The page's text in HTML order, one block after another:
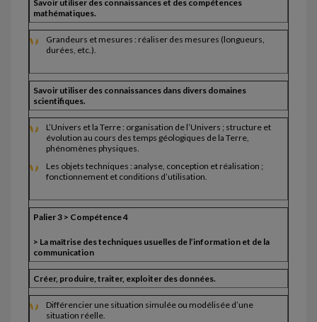
Savoir utiliser des connaissances et des compétences
mathématiques.
Grandeurs et mesures : réaliser des mesures (longueurs,
durées, etc.).
Savoir utiliser des connaissances dans divers domaines
scientifiques.
L’Univers et la Terre : organisation de l’Univers ; structure et
évolution au cours des temps géologiques de la Terre,
phénomènes physiques.
Les objets techniques : analyse, conception et réalisation ;
fonctionnement et conditions d’utilisation.
Palier 3 > Compétence 4
> La maîtrise des techniques usuelles de l’information et de la
communication
Créer, produire, traiter, exploiter des données.
Différencier une situation simulée ou modélisée d’une
situation réelle.